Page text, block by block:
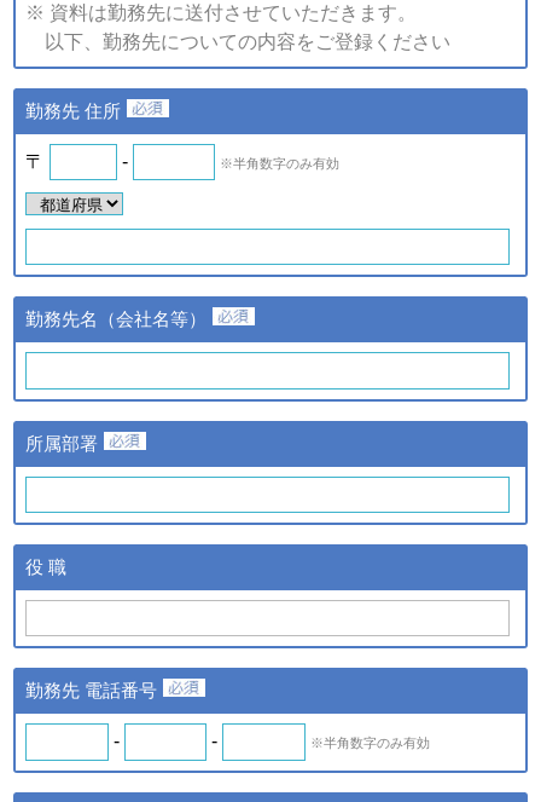
ａ．会員のお申し込みに伴
い取得した個人情報
ｂ．資料請求・問合せに伴
い取得した個人情報
て取得した個人情報
①提供する個人情報の項目
ご登録・お問い合わせをいた
だいた商品・サービス名、氏
名、氏名カナ、郵便番号、住
号、メールアドレス、勤務先
名、所属部署名、アンケート
紙またはデータファイルによ
③当該情報の提供先
株式会社日経BPマーケティ
ト
ｃ．スキル診断システムの
ご利用に伴い取得した個人
情報
ｄ．全国スキル調査へのご
協力に伴い取得した個人情
報
氏名、氏名カナ、メールアド
レス、勤務先名、所属部署
②提供の手段又は方法
る提供。
よびｂの場合はスキル診断シ
◆ 登録情報の開示・訂正について
できるだけ正確かつ最新の内容で管理します。皆さまからお申
し出があったときは、登録情報の開示を行います。また、内容
が正確でないなどのお申し出があったときは、その内容を確認
し必要に応じて登録情報の追加・変更・訂正または削除等を行
※ 資料は勤務先に送付させていただきます。
以下、勤務先についての内容をご登録ください
勤務先 住所
〒 - ※半角数字のみ有効
勤務先名（会社名等）
所属部署
役 職
勤務先 電話番号
- - ※半角数字のみ有効